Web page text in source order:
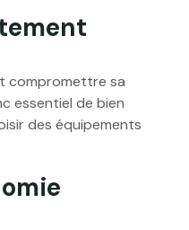
compromettre sa
essentiel de bien
des équipements